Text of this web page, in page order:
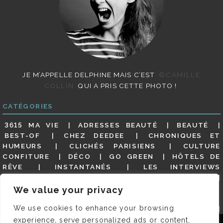
We value your privacy
We use cookies to enhance your browsing
experience, serve personalized ads or content,
JE M’APPELLE DELPHINE MAIS C’EST
©CAMILLE
COLLIN
QUI A PRIS CETTE PHOTO !
CATÉGORIES
3615 MA VIE ADRESSES BEAUTÉ
BEAUTÉ
BEST-OF
CHEZ DEEDEE
CHRONIQUES ET
HUMEURS
CLICHÉS PARISIENS
CULTURE
CONFITURE
DÉCO GO GREEN
HÔTELS DE
RÊVE
INSTANTANÉS
LES INTERVIEWS
MES ADRESSES
MODE NON CLASSÉ
GUIDE
PARIS EN PHOTOS
RESTAURANTS
REVUE DE PRESSE DÉTAILLÉE, SIOU PLAIT